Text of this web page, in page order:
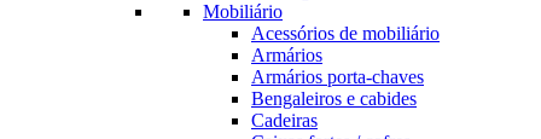
Mobiliário
Acessórios de mobiliário
Armários
Armários porta-chaves
Bengaleiros e cabides
Cadeiras